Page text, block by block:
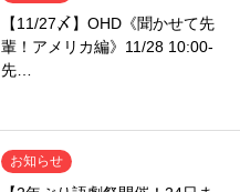
【11/27〆】OHD《聞かせて先
輩！アメリカ編》11/28 10:00-
先…
お知らせ